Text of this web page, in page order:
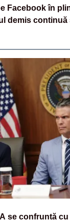
Facebook în
demis continuă
se confruntă